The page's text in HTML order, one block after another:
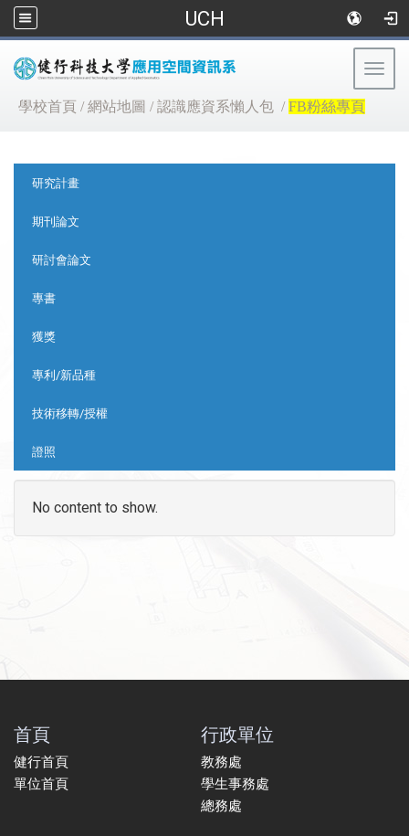
UCH
學校首頁 /網站地圖 /認識應資系懶人包 /FB粉絲專頁
研究計畫
期刊論文
研討會論文
專書
獲獎
專利/新品種
技術移轉/授權
證照
No content to show.
首頁
健行首頁
單位首頁
行政單位
教務處
學生事務處
總務處